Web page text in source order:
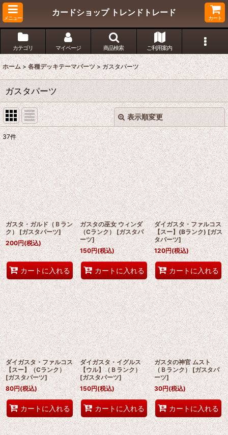
メニュー
カードショップ トレンドトレード
カート
カテゴリ マイページ 商品検索 ご利用案内
ホーム > 各種デッキテーマパーツ > ガスタパーツ
ガスタパーツ
表示順変更
表示数:
在庫あり
並び順:
絞り込む
閉じる
37件
ガスタ・ガルド（Ｂラン
ク） [ガスタパーツ]
200円(税込)
カートに入れる
ガスタの巫女 ウィンダ
（Cランク） [ガスタパ
ーツ]
150円(税込)
カートに入れる
ダイガスタ・ファルコス
【スー】(Bランク) [ガス
タパーツ]
120円(税込)
カートに入れる
ダイガスタ・ファルコス
【スー】（Cランク）
[ガスタパーツ]
80円(税込)
カートに入れる
ダイガスタ・イグルス
【ウル】（Ｂランク）
[ガスタパーツ]
150円(税込)
カートに入れる
ガスタの神官 ムスト
（Ｂランク） [ガスタパ
ーツ]
30円(税込)
カートに入れる